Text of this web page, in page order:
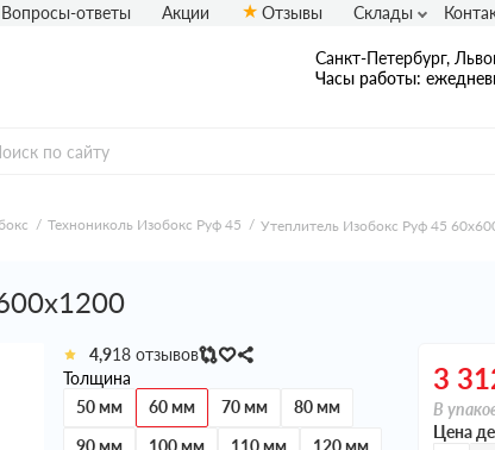
Санкт-Петербург,
Часы работы:
Вопросы-ответы Акции Отзывы Склады
Технониколь Изобокс Руф 45 Утеплитель Изобокс Руф 45
4,9
18 отзывов
Толщина
50 мм
60 мм 70 мм
80 мм
90 мм
100 мм 110 мм
120 мм
3
В
Цена